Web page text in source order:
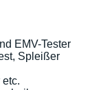
EMV-Tester
Spleißer